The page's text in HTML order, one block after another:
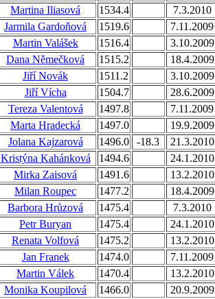
Martina Iliasová 1534.4 7.3.2010
Jarmila Gardoňová 1519.6 7.11.2009
Martin Valášek 1516.4 3.10.2009
Dana Němečková 1515.2 18.4.2009
Jiří Novák 1511.2 3.10.2009
Jiří Vícha 1504.7 28.6.2009
Tereza Valentová 1497.8 7.11.2009
Marta Hradecká 1497.0 19.9.2009
Jolana Kajzarová 1496.0 -18.3 21.3.2010
Kristýna Kahánková 1494.6 24.1.2010
Mirka Zaisová 1491.6 13.2.2010
Milan Roupec 1477.2 18.4.2009
Barbora Hrůzová 1475.4 7.3.2010
Petr Buryan 1475.4 24.1.2010
Renata Volfová 1475.2 13.2.2010
Jan Franek 1474.0 7.11.2009
Martin Válek 1470.4 13.2.2010
Monika Koupilová 1466.0 20.9.2009